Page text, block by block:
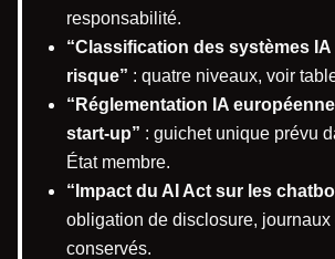
responsabilité.
“Classification des systèmes IA
risque” : quatre niveaux, voir
“Réglementation IA
start-up” : guichet unique prévu
État membre.
“Impact du AI Act sur les
obligation de disclosure, journaux
conservés.